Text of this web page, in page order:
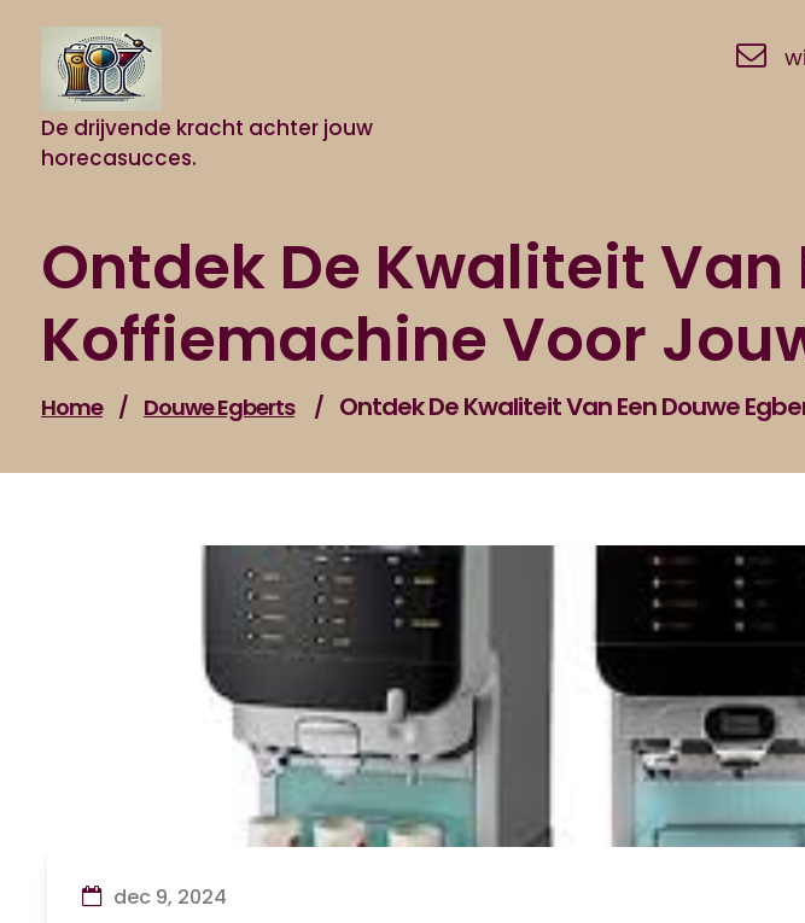
inhoud
De drijvende kracht achter jouw
horecasucces.
Ontdek De Kwaliteit Van
Koffiemachine Voor
Home / Douwe Egberts / Ontdek De Kwaliteit Van Een Douwe
dec 9, 2024